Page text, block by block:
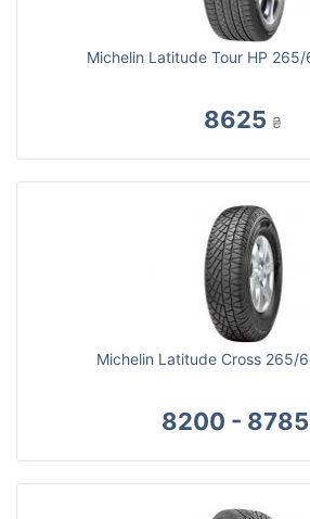
Michelin Latitude Tour HP
8625 ₴
Michelin Latitude Cross 265/
8200 - 8785